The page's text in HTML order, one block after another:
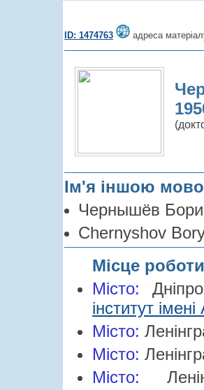
ID: 1474763 адреса
Ім'я іншою
Чернышёв
Chernyshov
Місце
Місто:
інститут
Місто:
Місто:
Місто: